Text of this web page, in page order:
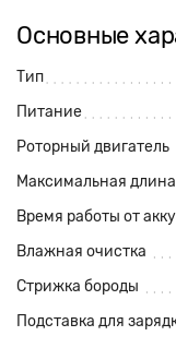
Основные
Тип
Питание
Роторный двигатель
Максимальная
Время работы от
Влажная очистка
Стрижка бороды
Подставка для